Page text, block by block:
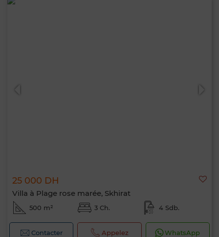
25 000 DH
Villa à Plage rose marée, Skhirat
500 m² 3 Ch. 4 Sdb.
Contacter Appelez WhatsApp